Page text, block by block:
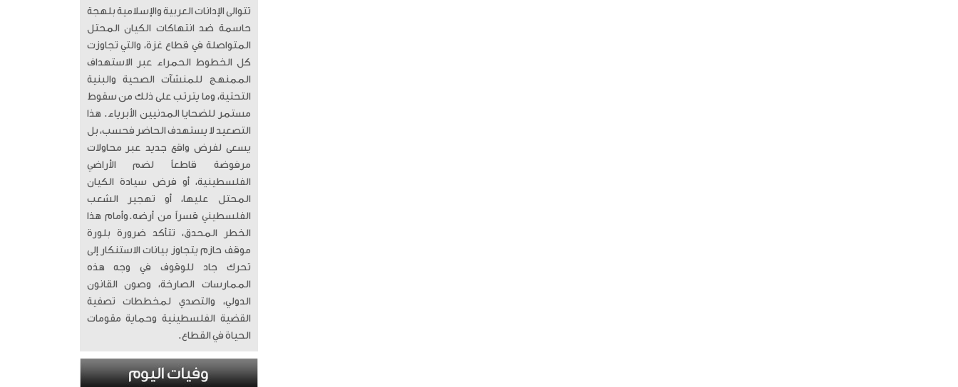
تتوالى الإدانات العربية والإسلامية بلهجة
حاسمة ضد انتهاكات الكيان المحتل
المتواصلة في قطاع غزة، والتي تجاوزت
كل الخطوط الحمراء عبر الاستهداف
الممنهج للمنشآت الصحية والبنية
التحتية، وما يترتب على ذلك من سقوط
مستمر للضحايا المدنيين الأبرياء. ​ هذا
التصعيد لا يستهدف الحاضر فحسب، بل
يسعى لفرض واقع جديد عبر محاولات
مرفوضة قاطعاً لضم الأراضي
الفلسطينية، أو فرض سيادة الكيان
المحتل عليها، أو تهجير الشعب
الفلسطيني قسراً من أرضه. ​وأمام هذا
الخطر المحدق، تتأكد ضرورة بلورة
موقف حازم يتجاوز بيانات الاستنكار إلى
تحرك جاد للوقوف في وجه هذه
الممارسات الصارخة، وصون القانون
الدولي، والتصدي لمخططات تصفية
القضية الفلسطينية وحماية مقومات
الحياة في القطاع.